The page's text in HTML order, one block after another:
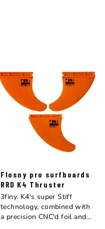
Flosny pro surfboards
RRD K4 Thruster
3finy. K4's super Stiff
technology, combined with
a precision CNC'd foil and